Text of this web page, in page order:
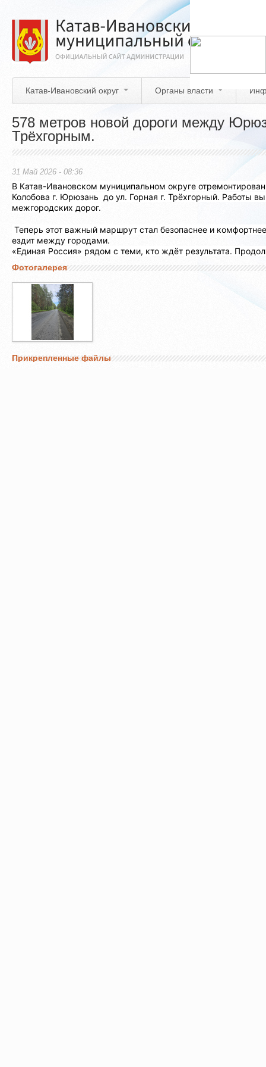
основному
содержанию
Катав-Ивановский округ Органы власти
578 метров новой дороги между
Трёхгорным.
31 Май 2026 - 08:36
В Катав-Ивановском муниципальном округе отремонтирован
Колобова г. Юрюзань до ул. Горная г. Трёхгорный. Работы
межгородских дорог.
Теперь этот важный маршрут стал безопаснее и
ездит между городами.
«Единая Россия» рядом с теми, кто ждёт результата.
Фотогалерея
Прикрепленные файлы